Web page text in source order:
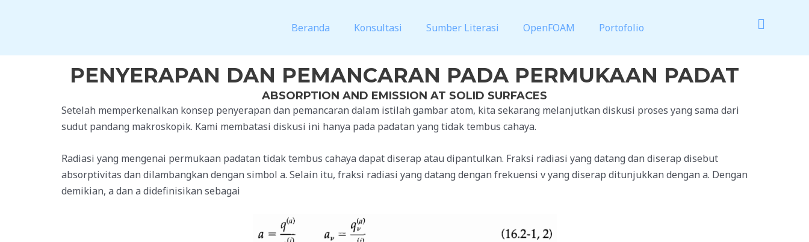
Beranda Konsultasi Sumber Literasi OpenFOAM Portofolio
PENYERAPAN DAN PEMANCARAN PADA PERMUKAAN PADAT
ABSORPTION AND EMISSION AT SOLID SURFACES
Setelah memperkenalkan konsep penyerapan dan pemancaran dalam istilah gambar atom, kita sekarang melanjutkan diskusi proses yang sama dari
sudut pandang makroskopik. Kami membatasi diskusi ini hanya pada padatan yang tidak tembus cahaya.
Radiasi yang mengenai permukaan padatan tidak tembus cahaya dapat diserap atau dipantulkan. Fraksi radiasi yang datang dan diserap disebut
absorptivitas dan dilambangkan dengan simbol a. Selain itu, fraksi radiasi yang datang dengan frekuensi v yang diserap ditunjukkan dengan a. Dengan
demikian, a dan a didefinisikan sebagai